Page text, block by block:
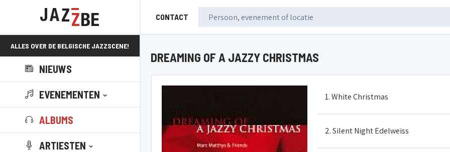
CONTACT
ALLES OVER DE BELGISCHE JAZZSCENE!
NIEUWS
EVENEMENTEN
ALBUMS
ARTIESTEN
DREAMING OF A JAZZY CHRISTMAS
1. White Christmas
2. Silent Night Edelweiss